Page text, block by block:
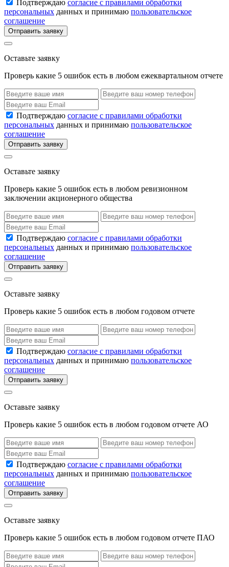
Подтверждаю согласие с правилами обработки
персональных данных и принимаю пользовательское
соглашение
Отправить заявку
Оставьте заявку
Проверь какие 5 ошибок есть в любом ежеквартальном отчете
Подтверждаю согласие с правилами обработки
персональных данных и принимаю пользовательское
соглашение
Отправить заявку
Оставьте заявку
Проверь какие 5 ошибок есть в любом ревизионном
заключении акционерного общества
Подтверждаю согласие с правилами обработки
персональных данных и принимаю пользовательское
соглашение
Отправить заявку
Оставьте заявку
Проверь какие 5 ошибок есть в любом годовом отчете
Подтверждаю согласие с правилами обработки
персональных данных и принимаю пользовательское
соглашение
Отправить заявку
Оставьте заявку
Проверь какие 5 ошибок есть в любом годовом отчете АО
Подтверждаю согласие с правилами обработки
персональных данных и принимаю пользовательское
соглашение
Отправить заявку
Оставьте заявку
Проверь какие 5 ошибок есть в любом годовом отчете ПАО